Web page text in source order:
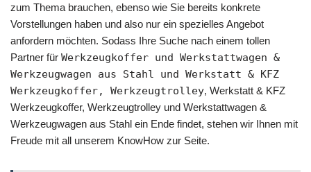
zum Thema brauchen, ebenso wie Sie bereits konkrete
Vorstellungen haben und also nur ein spezielles Angebot
anfordern möchten. Sodass Ihre Suche nach einem tollen
Partner für Werkzeugkoffer und Werkstattwagen &
Werkzeugwagen aus Stahl und Werkstatt & KFZ
Werkzeugkoffer, Werkzeugtrolley, Werkstatt & KFZ
Werkzeugkoffer, Werkzeugtrolley und Werkstattwagen &
Werkzeugwagen aus Stahl ein Ende findet, stehen wir Ihnen mit
Freude mit all unserem KnowHow zur Seite.